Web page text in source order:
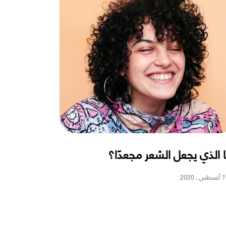
الذي يجعل الشعر مجعدًا؟
7 أغسطس ، 2020